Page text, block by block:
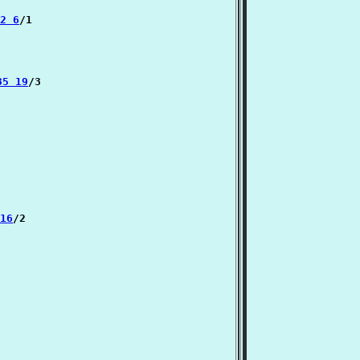
6/1
19/3
/2